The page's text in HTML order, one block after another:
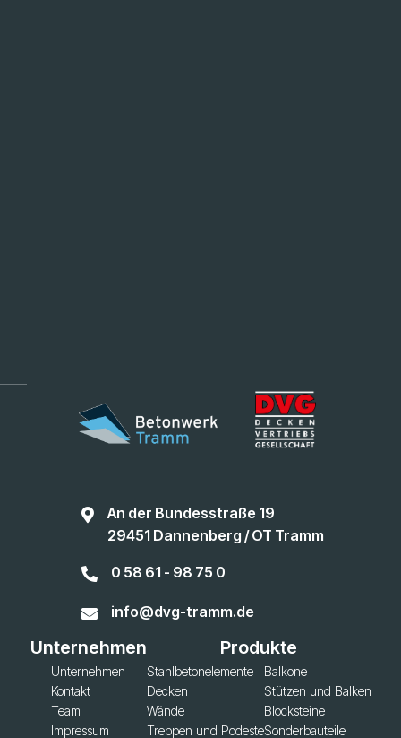

An der Bundesstraße 19
29451 Dannenberg / OT Tramm
 0 58 61 - 98 75 0
 info@dvg-tramm.de
Unternehmen
Unternehmen
Kontakt
Team
Impressum
Produkte
Stahlbetonelemente
Decken
Wände
Treppen und Podeste
Balkone
Stützen und Balken
Blocksteine
Sonderbauteile